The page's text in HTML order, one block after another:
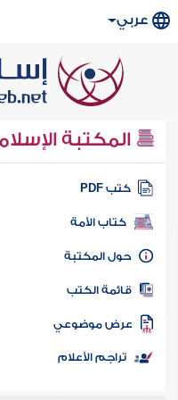
عربي
المكتبة
كتب PDF
كتاب الأمة
المكتبة
الكتب
موضوعي